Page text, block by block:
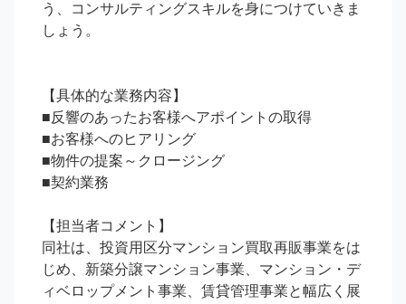
う、コンサルティングスキルを身につけていきま
しょう。
【具体的な業務内容】
■反響のあったお客様へアポイントの取得
■お客様へのヒアリング
■物件の提案～クロージング
■契約業務
【担当者コメント】
同社は、投資用区分マンション買取再販事業をは
じめ、新築分譲マンション事業、マンション・デ
ィベロップメント事業、賃貸管理事業と幅広く展